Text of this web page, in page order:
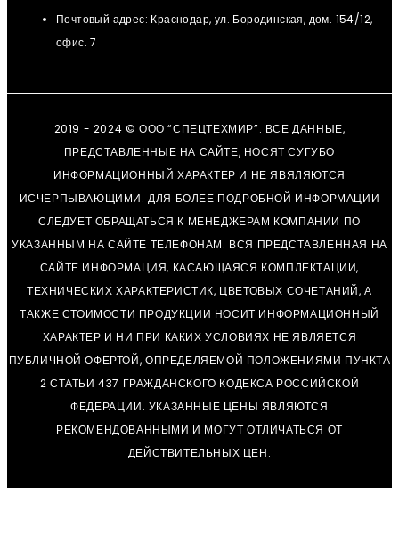
Почтовый адрес: Краснодар, ул. Бородинская, дом. 154/12,
офис. 7
2019 - 2024 © ООО “СПЕЦТЕХМИР”. ВСЕ ДАННЫЕ,
ПРЕДСТАВЛЕННЫЕ НА САЙТЕ, НОСЯТ СУГУБО
ИНФОРМАЦИОННЫЙ ХАРАКТЕР И НЕ ЯВЯЛЯЮТСЯ
ИСЧЕРПЫВАЮЩИМИ. ДЛЯ БОЛЕЕ ПОДРОБНОЙ ИНФОРМАЦИИ
СЛЕДУЕТ ОБРАЩАТЬСЯ К МЕНЕДЖЕРАМ КОМПАНИИ ПО
УКАЗАННЫМ НА САЙТЕ ТЕЛЕФОНАМ. ВСЯ ПРЕДСТАВЛЕННАЯ НА
САЙТЕ ИНФОРМАЦИЯ, КАСАЮЩАЯСЯ КОМПЛЕКТАЦИИ,
ТЕХНИЧЕСКИХ ХАРАКТЕРИСТИК, ЦВЕТОВЫХ СОЧЕТАНИЙ, А
ТАКЖЕ СТОИМОСТИ ПРОДУКЦИИ НОСИТ ИНФОРМАЦИОННЫЙ
ХАРАКТЕР И НИ ПРИ КАКИХ УСЛОВИЯХ НЕ ЯВЛЯЕТСЯ
ПУБЛИЧНОЙ ОФЕРТОЙ, ОПРЕДЕЛЯЕМОЙ ПОЛОЖЕНИЯМИ ПУНКТА
2 СТАТЬИ 437 ГРАЖДАНСКОГО КОДЕКСА РОССИЙСКОЙ
ФЕДЕРАЦИИ. УКАЗАННЫЕ ЦЕНЫ ЯВЛЯЮТСЯ
РЕКОМЕНДОВАННЫМИ И МОГУТ ОТЛИЧАТЬСЯ ОТ
ДЕЙСТВИТЕЛЬНЫХ ЦЕН.